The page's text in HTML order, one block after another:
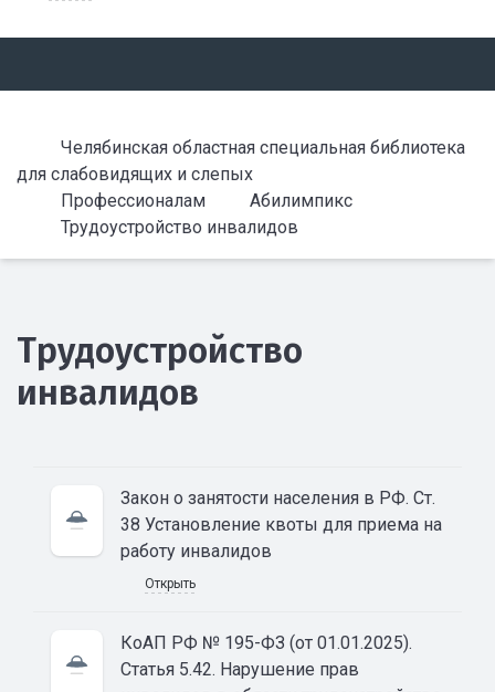
Челябинская областная специальная библиотека
для слабовидящих и слепых
Профессионалам
Абилимпикс
Трудоустройство инвалидов
Трудоустройство
инвалидов
Закон о занятости населения в РФ. Ст.
38 Установление квоты для приема на
работу инвалидов
Открыть
КоАП РФ № 195-ФЗ (от 01.01.2025).
Статья 5.42. Нарушение прав